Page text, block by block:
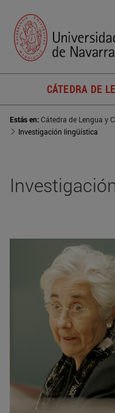
CÁTEDRA DE
Estás en:Cátedra de Lengua y
Investigación lingüística